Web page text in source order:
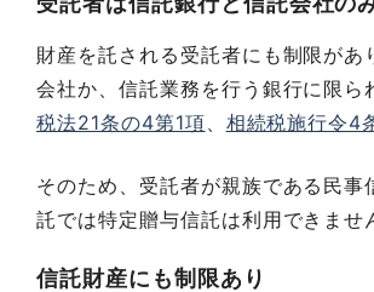
財産を託される受託者にも制限があ
会社か、信託業務を行う銀行に限ら
税法21条の4第1項
相続税施行令4
そのため、受託者が親族である民事
託では特定贈与信託は利用できませ
信託財産にも制限あり